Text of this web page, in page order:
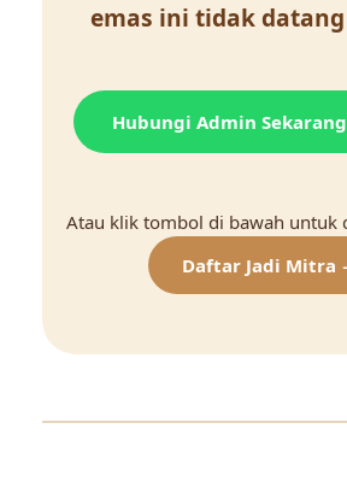
emas ini tidak
Hubungi Admin Sekarang
Atau klik tombol di bawah untuk
Daftar Jadi Mitra